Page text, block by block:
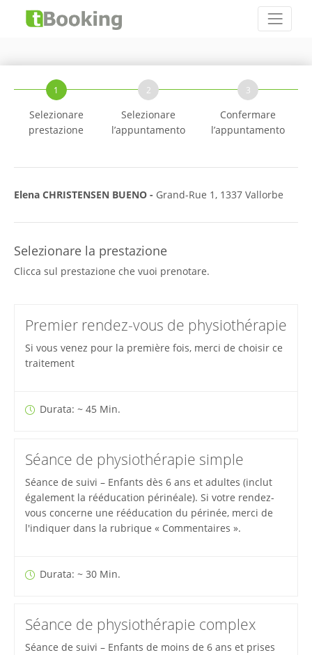
1
Selezionare
prestazione
2
Selezionare
l’appuntamento
3
Confermare
l’appuntamento
Elena CHRISTENSEN BUENO - Grand-Rue 1, 1337 Vallorbe
Selezionare la prestazione
Clicca sul prestazione che vuoi prenotare.
Premier rendez-vous de physiothérapie
Si vous venez pour la première fois, merci de choisir ce
traitement
Durata: ~ 45 Min.
Séance de physiothérapie simple
Séance de suivi – Enfants dès 6 ans et adultes (inclut
également la rééducation périnéale). Si votre rendez-
vous concerne une rééducation du périnée, merci de
l'indiquer dans la rubrique « Commentaires ».
Durata: ~ 30 Min.
Séance de physiothérapie complex
Séance de suivi – Enfants de moins de 6 ans et prises